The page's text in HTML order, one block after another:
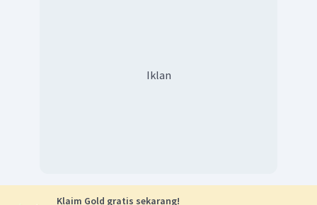
Iklan
Klaim Gold gratis sekarang!